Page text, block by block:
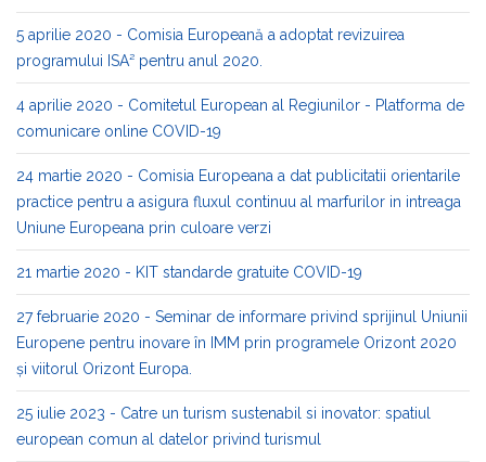
5 aprilie 2020 - Comisia Europeană a adoptat revizuirea
programului ISA² pentru anul 2020.
4 aprilie 2020 - Comitetul European al Regiunilor - Platforma de
comunicare online COVID-19
24 martie 2020 - Comisia Europeana a dat publicitatii orientarile
practice pentru a asigura fluxul continuu al marfurilor in intreaga
Uniune Europeana prin culoare verzi
21 martie 2020 - KIT standarde gratuite COVID-19
27 februarie 2020 - Seminar de informare privind sprijinul Uniunii
Europene pentru inovare în IMM prin programele Orizont 2020
și viitorul Orizont Europa.
25 iulie 2023 - Catre un turism sustenabil si inovator: spatiul
european comun al datelor privind turismul